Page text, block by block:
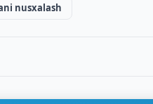
nusxalash